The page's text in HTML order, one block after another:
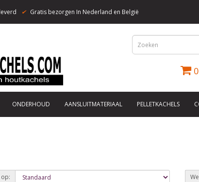
✔ Gratis bezorgen In Nederland en België
ONDERHOUD AANSLUITMATERIAAL PELLETKACHELS